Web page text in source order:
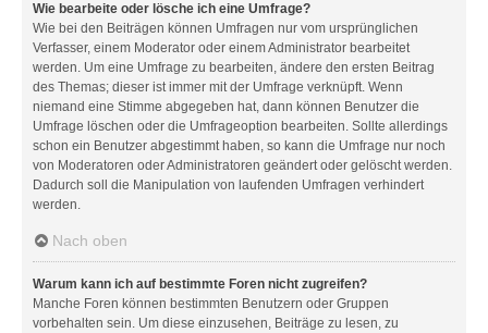
Wie bearbeite oder lösche ich eine Umfrage?
Wie bei den Beiträgen können Umfragen nur vom ursprünglichen
Verfasser, einem Moderator oder einem Administrator bearbeitet
werden. Um eine Umfrage zu bearbeiten, ändere den ersten Beitrag
des Themas; dieser ist immer mit der Umfrage verknüpft. Wenn
niemand eine Stimme abgegeben hat, dann können Benutzer die
Umfrage löschen oder die Umfrageoption bearbeiten. Sollte allerdings
schon ein Benutzer abgestimmt haben, so kann die Umfrage nur noch
von Moderatoren oder Administratoren geändert oder gelöscht werden.
Dadurch soll die Manipulation von laufenden Umfragen verhindert
werden.
Nach oben
Warum kann ich auf bestimmte Foren nicht zugreifen?
Manche Foren können bestimmten Benutzern oder Gruppen
vorbehalten sein. Um diese einzusehen, Beiträge zu lesen, zu